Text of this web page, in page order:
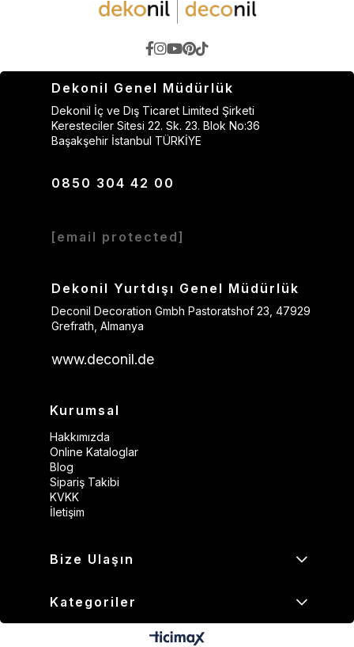
Dekonil Genel Müdürlük
Dekonil İç ve Dış Ticaret Limited Şirketi
Keresteciler Sitesi 22. Sk. 23. Blok No:36
Başakşehir İstanbul TÜRKİYE
0850 304 42 00
[email protected]
Dekonil Yurtdışı Genel Müdürlük
Deconil Decoration Gmbh Pastoratshof 23, 47929
Grefrath, Almanya
www.deconil.de
Kurumsal
Hakkımızda
Online Kataloglar
Blog
Sipariş Takibi
KVKK
İletişim
Bize Ulaşın
Kategoriler